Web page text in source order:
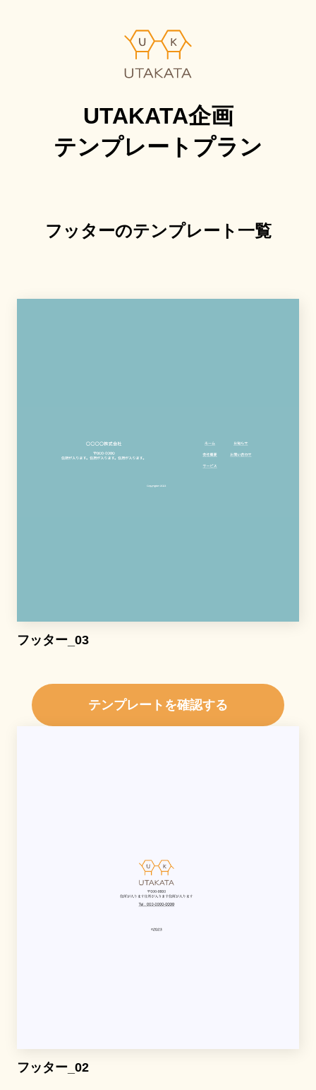
UTAKATA企画
テンプレートプラン
フッターのテンプレート一覧
フッター_03
テンプレートを確認する
フッター_02